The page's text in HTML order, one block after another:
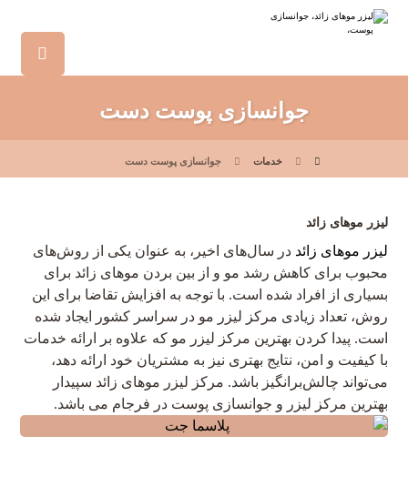
جوانسازی پوست دست
خدمات جوانسازی پوست دست
لیزر موهای زائد
لیزر موهای زائد در سال‌های اخیر، به عنوان یکی از روش‌های
محبوب برای کاهش رشد مو و از بین بردن موهای زائد برای
بسیاری از افراد شده است. با توجه به افزایش تقاضا برای این
روش، تعداد زیادی مرکز لیزر مو در سراسر کشور ایجاد شده
است. پیدا کردن بهترین مرکز لیزر مو که علاوه بر ارائه خدمات
با کیفیت و امن، نتایج بهتری نیز به مشتریان خود ارائه دهد،
می‌تواند چالش‌برانگیز باشد. مرکز لیزر موهای زائد سپیدار
بهترین مرکز لیزر و جوانسازی پوست در فرجام می باشد.